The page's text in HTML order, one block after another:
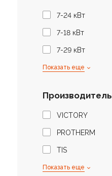
7-24 кВт
7-18 кВт
7-29 кВт
Показать еще
Производитель
VICTORY
PROTHERM
TIS
Показать еще